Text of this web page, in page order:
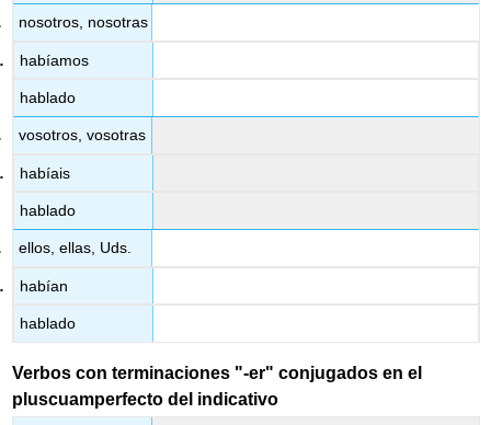
nosotros, nosotras
habíamos
hablado
vosotros, vosotras
habíais
hablado
ellos, ellas, Uds.
habían
hablado
Verbos con terminaciones "-er" conjugados en el
pluscuamperfecto del indicativo